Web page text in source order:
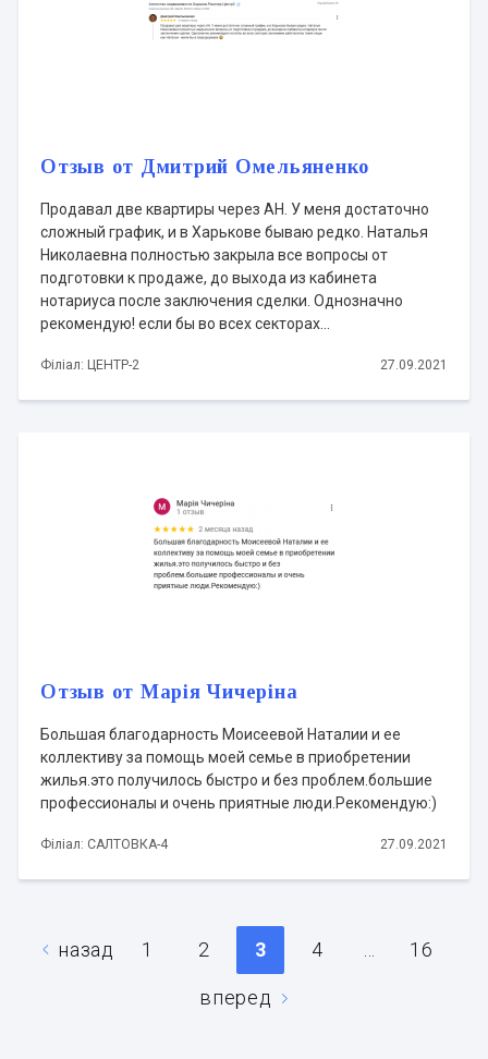
Отзыв от Дмитрий Омельяненко
Продавал две квартиры через АН. У меня достаточно
сложный график, и в Харькове бываю редко. Наталья
Николаевна полностью закрыла все вопросы от
подготовки к продаже, до выхода из кабинета
нотариуса после заключения сделки. Однозначно
рекомендую! если бы во всех секторах...
Філіал: ЦЕНТР-2 27.09.2021
Отзыв от Марія Чичеріна
Большая благодарность Моисеевой Наталии и ее
коллективу за помощь моей семье в приобретении
жилья.это получилось быстро и без проблем.большие
профессионалы и очень приятные люди.Рекомендую:)
Філіал: САЛТОВКА-4 27.09.2021
назад 1 2 3 4 16
вперед